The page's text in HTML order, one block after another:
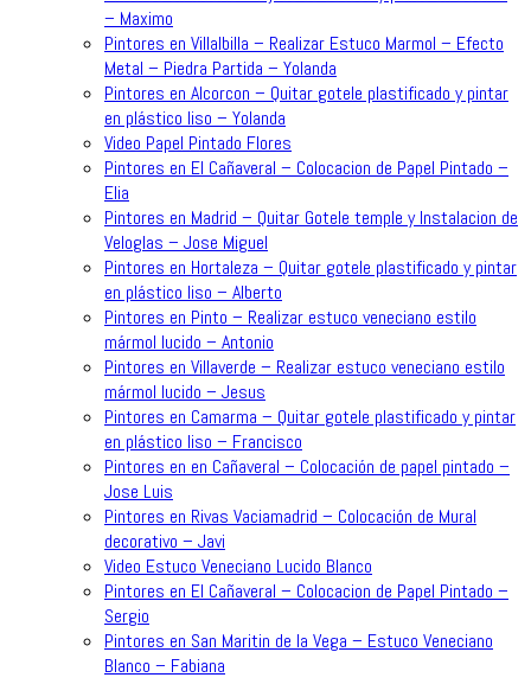
– Maximo
Pintores en Villalbilla – Realizar Estuco Marmol – Efecto
Metal – Piedra Partida – Yolanda
Pintores en Alcorcon – Quitar gotele plastificado y pintar
en plástico liso – Yolanda
Video Papel Pintado Flores
Pintores en El Cañaveral – Colocacion de Papel Pintado –
Elia
Pintores en Madrid – Quitar Gotele temple y Instalacion de
Veloglas – Jose Miguel
Pintores en Hortaleza – Quitar gotele plastificado y pintar
en plástico liso – Alberto
Pintores en Pinto – Realizar estuco veneciano estilo
mármol lucido – Antonio
Pintores en Villaverde – Realizar estuco veneciano estilo
mármol lucido – Jesus
Pintores en Camarma – Quitar gotele plastificado y pintar
en plástico liso – Francisco
Pintores en en Cañaveral – Colocación de papel pintado –
Jose Luis
Pintores en Rivas Vaciamadrid – Colocación de Mural
decorativo – Javi
Video Estuco Veneciano Lucido Blanco
Pintores en El Cañaveral – Colocacion de Papel Pintado –
Sergio
Pintores en San Maritin de la Vega – Estuco Veneciano
Blanco – Fabiana